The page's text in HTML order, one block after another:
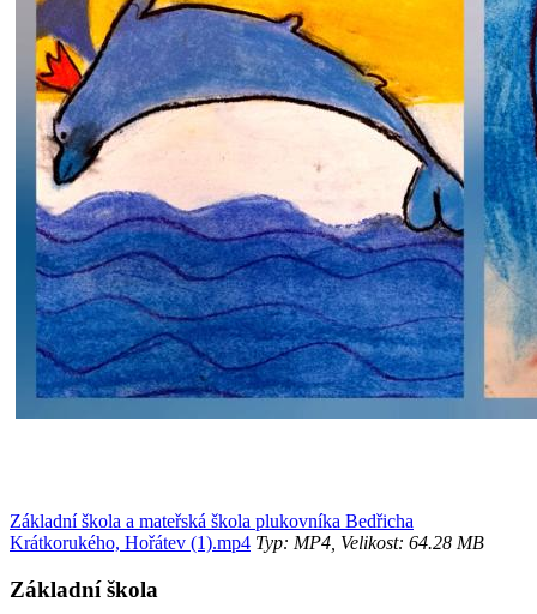
Základní škola a mateřská škola plukovníka Bedřicha
Krátkorukého, Hořátev (1).mp4 Typ: MP4, Velikost: 64.28 MB
Základní škola